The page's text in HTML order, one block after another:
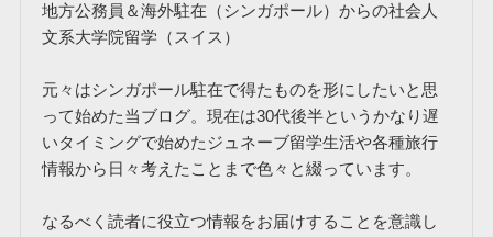
地方公務員＆海外駐在（シンガポール）からの社会人
文系大学院留学（スイス）
元々はシンガポール駐在で得たものを形にしたいと思
って始めた当ブログ。現在は30代後半というかなり遅
いタイミングで始めたジュネーブ留学生活や各種旅行
情報から日々考えたことまで色々と綴っています。
なるべく読者に役立つ情報をお届けすることを意識し